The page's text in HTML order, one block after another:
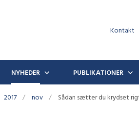
Kontakt
NYHEDER PUBLIKATIONER
2017 nov Sådan sætter du krydset